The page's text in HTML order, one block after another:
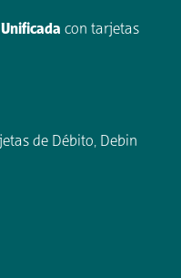
con tarjetas
de Débito, Debin